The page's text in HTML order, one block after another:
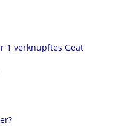
1 verknüpftes Geät